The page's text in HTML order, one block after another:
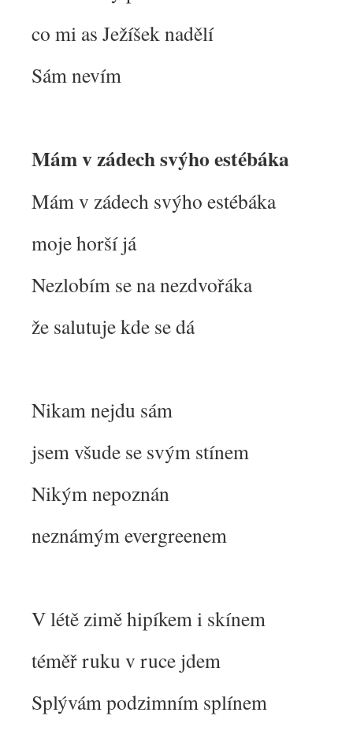
co mi as Ježíšek nadělí
Sám nevím
Mám v zádech svýho estébáka
Mám v zádech svýho estébáka
moje horší já
Nezlobím se na nezdvořáka
že salutuje kde se dá
Nikam nejdu sám
jsem všude se svým stínem
Nikým nepoznán
neznámým evergreenem
V létě zimě hipíkem i skínem
téměř ruku v ruce jdem
Splývám podzimním splínem